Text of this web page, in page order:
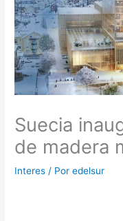
Suecia
de madera
Interes / Poredelsur